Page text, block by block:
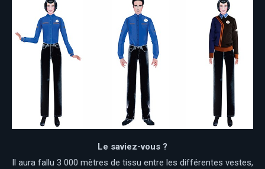
Le saviez-vous ?
Il aura fallu 3 000 mètres de tissu entre les différentes vestes,